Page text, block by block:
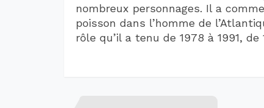
nombreux personnages. Il a
poisson dans l’homme de
rôle qu’il a tenu de 1978 à 1991,